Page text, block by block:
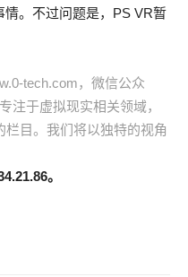
。不过问题是，PS VR暂
tech.com，微信公众
注于虚拟现实相关领域，
目。我们将以独特的视角
。